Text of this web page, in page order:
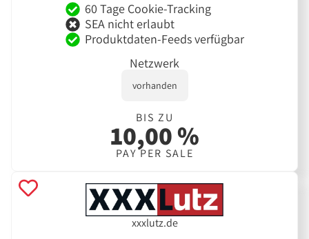
60 Tage Cookie-Tracking
SEA nicht erlaubt
Produktdaten-Feeds verfügbar
Netzwerk
vorhanden
BIS ZU
10,00 %
PAY PER SALE
xxxlutz.de